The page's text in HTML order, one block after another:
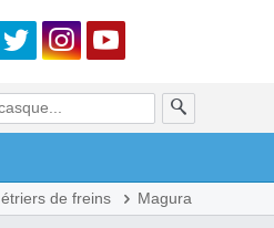
étriers de freins Magura